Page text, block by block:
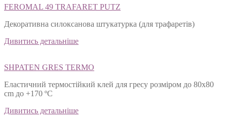
FEROMAL 49 TRAFARET PUTZ
Декоративна силоксанова штукатурка (для трафаретів)
Дивитись детальніше
SHPATEN GRES TERMO
Еластичний термостійкий клей для гресу розміром до 80х80
cm до +170 ºС
Дивитись детальніше